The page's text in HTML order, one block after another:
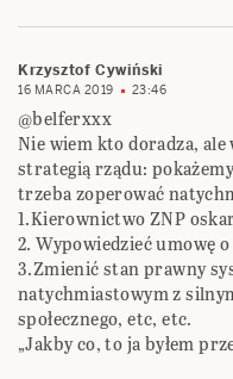
Krzysztof Cywiński
16 MARCA 2019 23:46
@belferxxx
Nie wiem kto doradza, ale
strategią rządu:
trzeba zoperować
1.Kierownictwo ZNP
2. Wypowiedzieć umowę
3.Zmienić stan prawny
natychmiastowym z
społecznego, etc, etc.
„Jakby co, to ja byłem